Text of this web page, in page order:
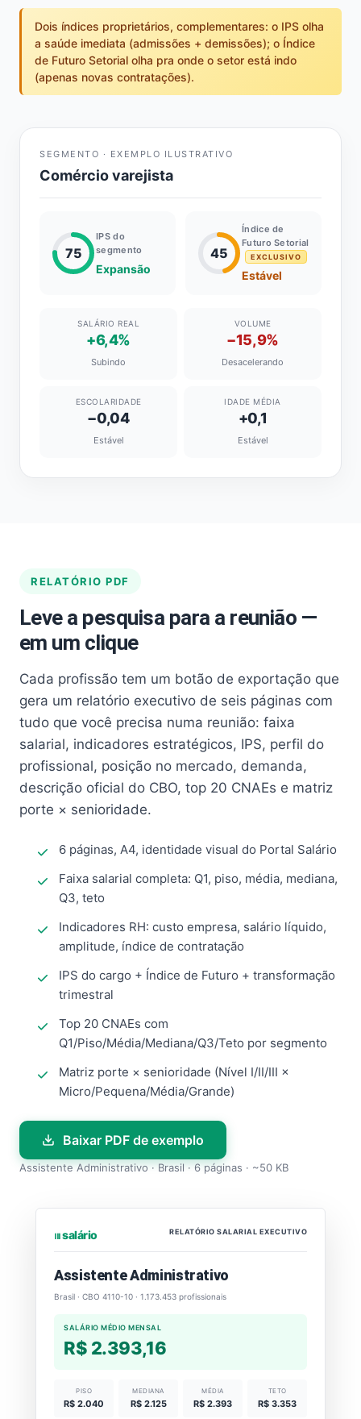
Dois índices proprietários, complementares: o IPS olha
a saúde imediata (admissões + demissões); o Índice
de Futuro Setorial olha pra onde o setor está indo
(apenas novas contratações).
SEGMENTO · EXEMPLO ILUSTRATIVO
Comércio varejista
75
IPS do
segmento
Expansão
45
Índice de
Futuro Setorial
EXCLUSIVO
Estável
SALÁRIO REAL
+6,4%
Subindo
VOLUME
−15,9%
Desacelerando
ESCOLARIDADE
−0,04
Estável
IDADE MÉDIA
+0,1
Estável
RELATÓRIO PDF
Leve a pesquisa para a reunião —
em um clique
Cada profissão tem um botão de exportação que
gera um relatório executivo de seis páginas com
tudo que você precisa numa reunião: faixa
salarial, indicadores estratégicos, IPS, perfil do
profissional, posição no mercado, demanda,
descrição oficial do CBO, top 20 CNAEs e matriz
porte × senioridade.
6 páginas, A4, identidade visual do Portal Salário
Faixa salarial completa: Q1, piso, média, mediana,
Q3, teto
Indicadores RH: custo empresa, salário líquido,
amplitude, índice de contratação
IPS do cargo + Índice de Futuro + transformação
trimestral
Top 20 CNAEs com
Q1/Piso/Média/Mediana/Q3/Teto por segmento
Matriz porte × senioridade (Nível I/II/III ×
Micro/Pequena/Média/Grande)
Baixar PDF de exemplo
Assistente Administrativo · Brasil · 6 páginas · ~50 KB
⏐⏐⏐ salário RELATÓRIO SALARIAL EXECUTIVO
Assistente Administrativo
Brasil · CBO 4110-10 · 1.173.453 profissionais
SALÁRIO MÉDIO MENSAL
R$ 2.393,16
PISO
R$ 2.040
MEDIANA
R$ 2.125
MÉDIA
R$ 2.393
TETO
R$ 3.353